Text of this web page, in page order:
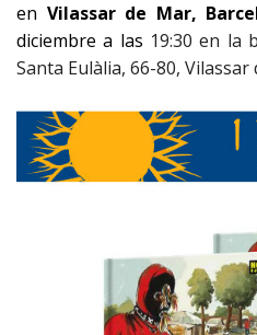
en Vilassar de Mar,
diciembre a las 19:30 en la
Santa Eulàlia, 66-80, Vilassar